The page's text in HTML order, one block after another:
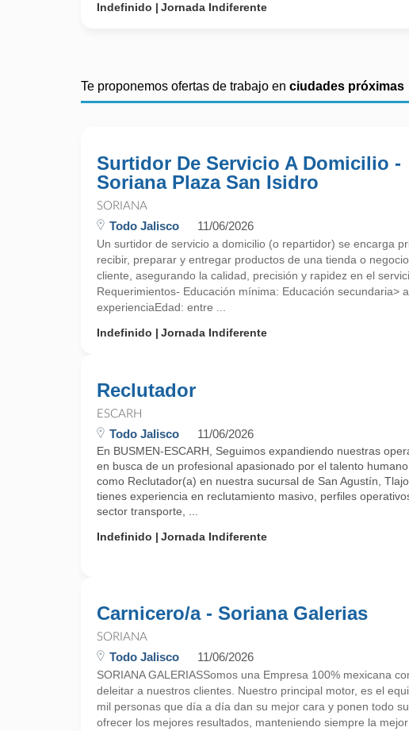
Indefinido
Jornada Indiferente
Te proponemos ofertas de trabajo en ciudades próximas
Surtidor De Servicio A Domicilio -
Soriana Plaza San Isidro
SORIANA
Todo Jalisco 11/06/2026
Un surtidor de servicio a domicilio (o repartidor) se encarga
recibir, preparar y entregar productos de una tienda o
cliente, asegurando la calidad, precisión y rapidez en el
Requerimientos- Educación mínima: Educación secundaria>
experienciaEdad: entre ...
Indefinido
Jornada Indiferente
Reclutador
ESCARH
Todo Jalisco 11/06/2026
En BUSMEN-ESCARH, Seguimos expandiendo nuestras
en busca de un profesional apasionado por el talento
como Reclutador(a) en nuestra sucursal de San Agustín,
tienes experiencia en reclutamiento masivo, perfiles
sector transporte, ...
Indefinido
Jornada Indiferente
Carnicero/a - Soriana Galerias
SORIANA
Todo Jalisco 11/06/2026
SORIANA GALERIASSomos una Empresa 100% mexicana
deleitar a nuestros clientes. Nuestro principal motor, es el
mil personas que día a día dan su mejor cara y ponen todo
ofrecer los mejores resultados, manteniendo siempre la